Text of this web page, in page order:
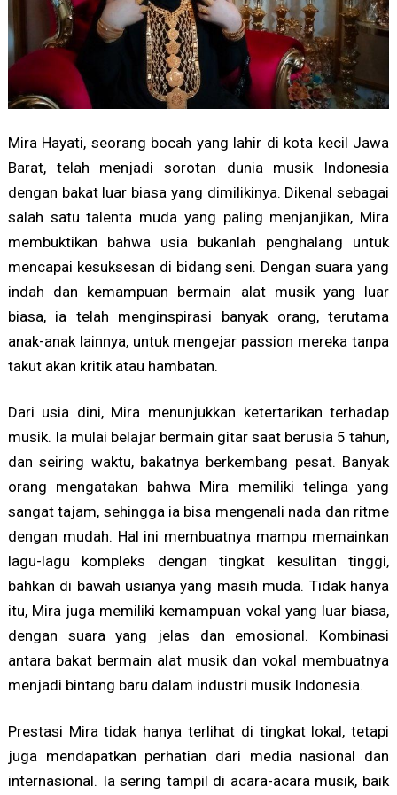
Mira Hayati, seorang bocah yang lahir di kota kecil Jawa
Barat, telah menjadi sorotan dunia musik Indonesia
dengan bakat luar biasa yang dimilikinya. Dikenal sebagai
salah satu talenta muda yang paling menjanjikan, Mira
membuktikan bahwa usia bukanlah penghalang untuk
mencapai kesuksesan di bidang seni. Dengan suara yang
indah dan kemampuan bermain alat musik yang luar
biasa, ia telah menginspirasi banyak orang, terutama
anak-anak lainnya, untuk mengejar passion mereka tanpa
takut akan kritik atau hambatan.
Dari usia dini, Mira menunjukkan ketertarikan terhadap
musik. Ia mulai belajar bermain gitar saat berusia 5 tahun,
dan seiring waktu, bakatnya berkembang pesat. Banyak
orang mengatakan bahwa Mira memiliki telinga yang
sangat tajam, sehingga ia bisa mengenali nada dan ritme
dengan mudah. Hal ini membuatnya mampu memainkan
lagu-lagu kompleks dengan tingkat kesulitan tinggi,
bahkan di bawah usianya yang masih muda. Tidak hanya
itu, Mira juga memiliki kemampuan vokal yang luar biasa,
dengan suara yang jelas dan emosional. Kombinasi
antara bakat bermain alat musik dan vokal membuatnya
menjadi bintang baru dalam industri musik Indonesia.
Prestasi Mira tidak hanya terlihat di tingkat lokal, tetapi
juga mendapatkan perhatian dari media nasional dan
internasional. Ia sering tampil di acara-acara musik, baik